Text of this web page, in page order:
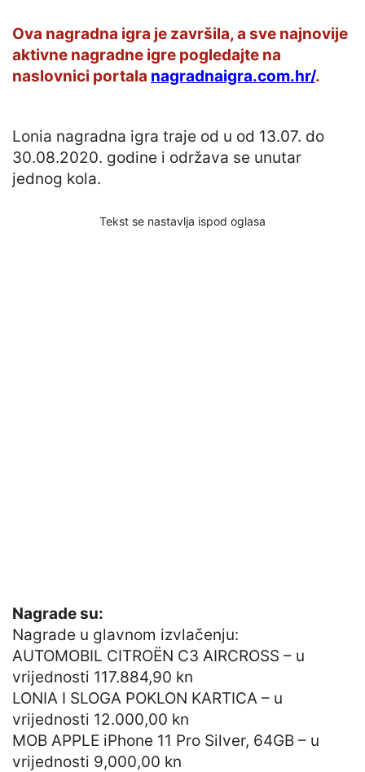
Ova nagradna igra je završila, a sve najnovije
aktivne nagradne igre pogledajte na
naslovnici portala nagradnaigra.com.hr/.
Lonia nagradna igra traje od u od 13.07. do
30.08.2020. godine i održava se unutar
jednog kola.
Tekst se nastavlja ispod oglasa
Nagrade su:
Nagrade u glavnom izvlačenju:
AUTOMOBIL CITROËN C3 AIRCROSS – u
vrijednosti 117.884,90 kn
LONIA I SLOGA POKLON KARTICA – u
vrijednosti 12.000,00 kn
MOB APPLE iPhone 11 Pro Silver, 64GB – u
vrijednosti 9,000,00 kn